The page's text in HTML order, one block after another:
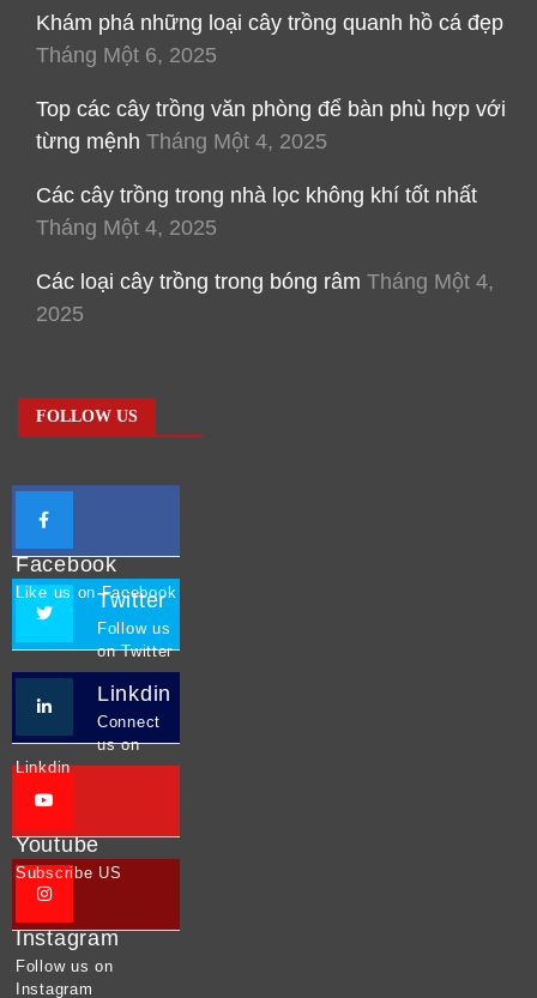
Khám phá những loại cây trồng quanh hồ cá đẹp
Tháng Một 6, 2025
Top các cây trồng văn phòng để bàn phù hợp với
từng mệnh Tháng Một 4, 2025
Các cây trồng trong nhà lọc không khí tốt nhất
Tháng Một 4, 2025
Các loại cây trồng trong bóng râm Tháng Một 4,
2025
FOLLOW US
Facebook
Like us on Facebook
Twitter
Follow us
on Twitter
Linkdin
Connect
us on
Linkdin
Youtube
Subscribe US
Instagram
Follow us on
Instagram